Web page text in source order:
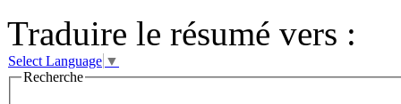
Traduire le résumé vers :
Select Language ▼
Recherche